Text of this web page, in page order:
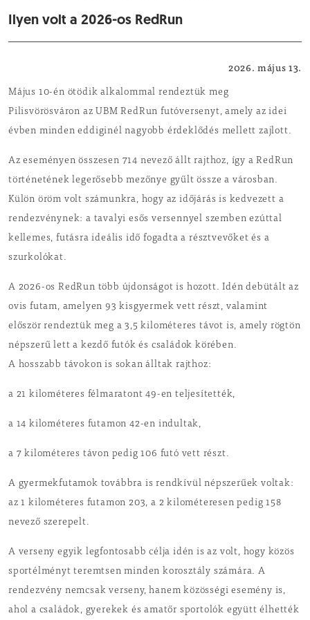
Ilyen volt a 2026-os RedRun
2026. május 13.
Május 10-én ötödik alkalommal rendeztük meg
Pilisvörösváron az UBM RedRun futóversenyt, amely az idei
évben minden eddiginél nagyobb érdeklődés mellett zajlott.
Az eseményen összesen 714 nevező állt rajthoz, így a RedRun
történetének legerősebb mezőnye gyűlt össze a városban.
Külön öröm volt számunkra, hogy az időjárás is kedvezett a
rendezvénynek: a tavalyi esős versennyel szemben ezúttal
kellemes, futásra ideális idő fogadta a résztvevőket és a
szurkolókat.
A 2026-os RedRun több újdonságot is hozott. Idén debütált az
ovis futam, amelyen 93 kisgyermek vett részt, valamint
először rendeztük meg a 3,5 kilométeres távot is, amely rögtön
népszerű lett a kezdő futók és családok körében.
A hosszabb távokon is sokan álltak rajthoz:
a 21 kilométeres félmaratont 49-en teljesítették,
a 14 kilométeres futamon 42-en indultak,
a 7 kilométeres távon pedig 106 futó vett részt.
A gyermekfutamok továbbra is rendkívül népszerűek voltak:
az 1 kilométeres futamon 203, a 2 kilométeresen pedig 158
nevező szerepelt.
A verseny egyik legfontosabb célja idén is az volt, hogy közös
sportélményt teremtsen minden korosztály számára. A
rendezvény nemcsak verseny, hanem közösségi esemény is,
ahol a családok, gyerekek és amatőr sportolók együtt élhették